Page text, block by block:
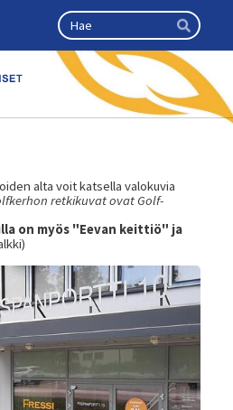
Haku
Hae
kansalliset seniorit ry
alta voit katsella valokuvia
retkikuvat ovat Golf-
on myös "Eevan keittiö" ja